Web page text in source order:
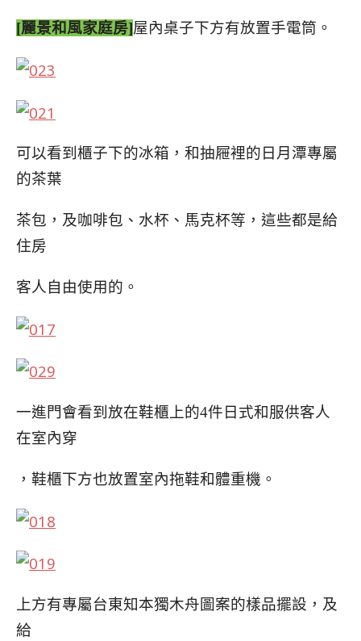
[麗景和風家庭房]屋內桌子下方有放置手電筒。
可以看到櫃子下的冰箱，和抽屜裡的日月潭專屬
的茶葉
茶包，及咖啡包、水杯、馬克杯等，這些都是給
住房
客人自由使用的。
一進門會看到放在鞋櫃上的4件日式和服供客人
在室內穿
，鞋櫃下方也放置室內拖鞋和體重機。
上方有專屬台東知本獨木舟圖案的樣品擺設，及
給